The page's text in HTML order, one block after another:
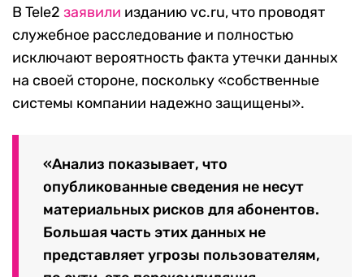
В Tele2 заявили изданию vc.ru, что проводят
служебное расследование и полностью
исключают вероятность факта утечки данных
на своей стороне, поскольку «собственные
системы компании надежно защищены».
«Анализ показывает, что
опубликованные сведения не несут
материальных рисков для абонентов.
Большая часть этих данных не
представляет угрозы пользователям,